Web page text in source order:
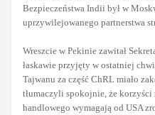
Bezpieczeństwa Indii był w
uprzywilejowanego partnerstwa
Wreszcie w Pekinie zawitał
łaskawie przyjęty w ostatniej
Tajwanu za część ChRL miało
tłumaczyli spokojnie, że
handlowego wymagają od USA